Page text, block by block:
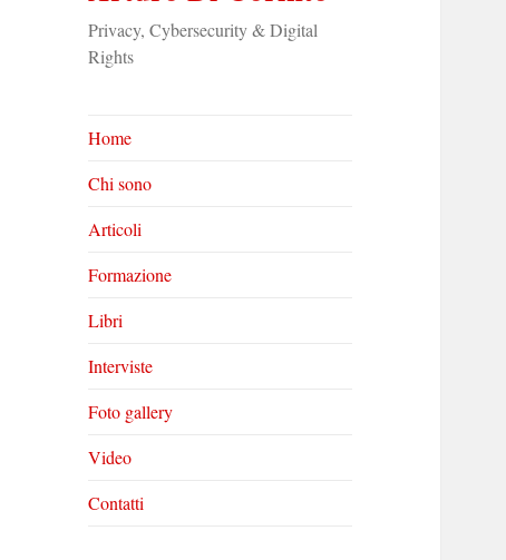
Privacy, Cybersecurity & Digital
Rights
Home
Chi sono
Articoli
Formazione
Libri
Interviste
Foto gallery
Video
Contatti